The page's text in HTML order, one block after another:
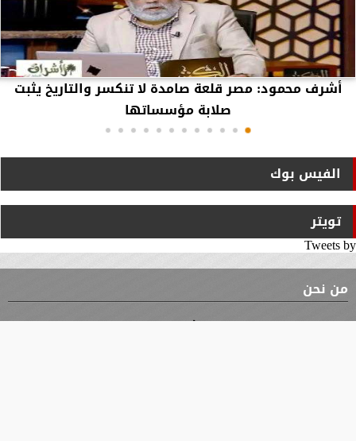
أشرف محمود: مصر قلعة صامدة لا تنكسر والتاريخ يثبت
صلابة مؤسساتها
الفيس بوك
تويتر
Tweets by
من نحن